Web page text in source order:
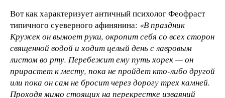
Вот как характеризует античный психолог Феофраст
типичного суеверного афинянина: «В праздник
Кружек он вымоет руки, окропит себя со всех сторон
священной водой и ходит целый день с лавровым
листом во рту. Перебежит ему путь хорек — он
прирастет к месту, пока не пройдет кто-либо другой
или пока он сам не бросит через дорогу трех камней.
Проходя мимо стоящих на перекрестке изваяний